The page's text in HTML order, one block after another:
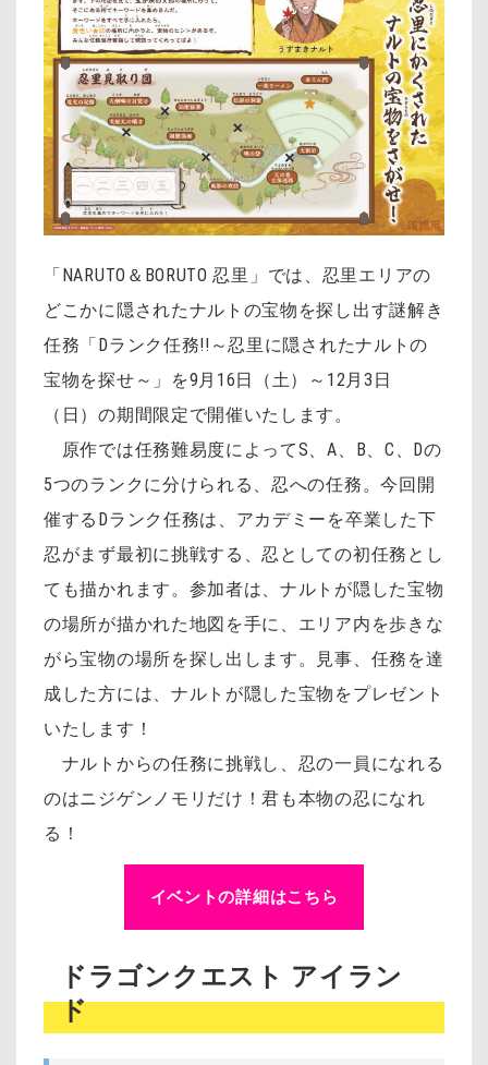
「NARUTO＆BORUTO 忍里」では、忍里エリアの
どこかに隠されたナルトの宝物を探し出す謎解き
任務「Dランク任務!!～忍里に隠されたナルトの
宝物を探せ～」を9月16日（土）～12月3日
（日）の期間限定で開催いたします。
原作では任務難易度によってS、A、B、C、Dの
5つのランクに分けられる、忍への任務。今回開
催するDランク任務は、アカデミーを卒業した下
忍がまず最初に挑戦する、忍としての初任務とし
ても描かれます。参加者は、ナルトが隠した宝物
の場所が描かれた地図を手に、エリア内を歩きな
がら宝物の場所を探し出します。見事、任務を達
成した方には、ナルトが隠した宝物をプレゼント
いたします！
ナルトからの任務に挑戦し、忍の一員になれる
のはニジゲンノモリだけ！君も本物の忍になれ
る！
イベントの詳細はこちら
ドラゴンクエスト アイラン
ド